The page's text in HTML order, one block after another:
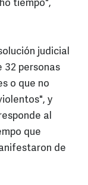
tiempo",
judicial
32 personas
o que no
y
al
que
de